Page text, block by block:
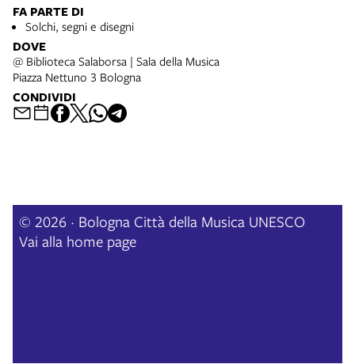
FA PARTE DI
Solchi, segni e disegni
DOVE
@ Biblioteca Salaborsa | Sala della Musica
Piazza Nettuno 3 Bologna
CONDIVIDI
© 2026 · Bologna Città della Musica UNESCO
Vai alla home page